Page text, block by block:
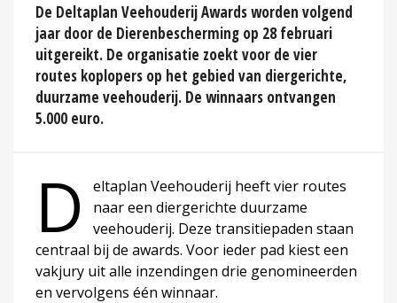
De Deltaplan Veehouderij Awards worden volgend
jaar door de Dierenbescherming op 28 februari
uitgereikt. De organisatie zoekt voor de vier
routes koplopers op het gebied van diergerichte,
duurzame veehouderij. De winnaars ontvangen
5.000 euro.
D
eltaplan Veehouderij heeft vier routes
naar een diergerichte duurzame
veehouderij. Deze transitiepaden staan
centraal bij de awards. Voor ieder pad kiest een
vakjury uit alle inzendingen drie genomineerden
en vervolgens één winnaar.